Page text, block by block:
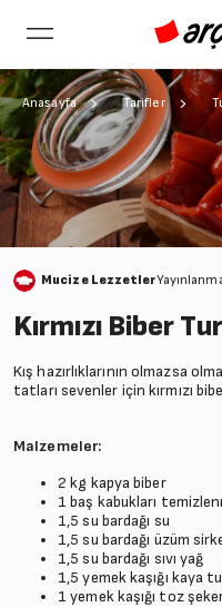
Anasayfa Tarifler
Mucize Lezzetler
Kırmızı Biber
Kış hazırlıklarının olmazsa
tatları sevenler için kırmızı
Malzemeler:
2 kg kapya biber
1 baş kabukları
1,5 su bardağı su
1,5 su bardağı üzüm
1,5 su bardağı sıvı yağ
1,5 yemek kaşığı kaya
1 yemek kaşığı toz